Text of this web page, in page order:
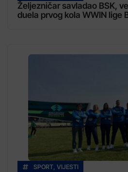
Željezničar savladao BSK,
duela prvog kola WWIN lige
SPORT, VIJESTI